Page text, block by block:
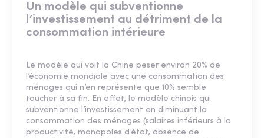
Un modèle qui subventionne
l’investissement au détriment de la
consommation intérieure
Le modèle qui voit la Chine peser environ 20% de
l’économie mondiale avec une consommation des
ménages qui n’en représente que 10% semble
toucher à sa fin. En effet, le modèle chinois qui
subventionne l’investissement en diminuant la
consommation des ménages (salaires inférieurs à la
productivité, monopoles d’état, absence de